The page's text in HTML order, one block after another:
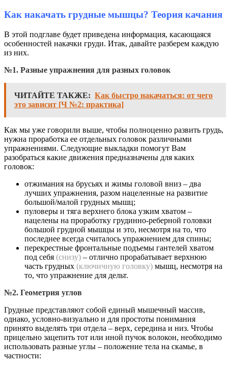
Как накачать грудные мышцы? Теория качания
В этой подглаве будет приведена информация, касающаяся
особенностей накачки груди. Итак, давайте разберем каждую
из них.
№1. Разные упражнения для разных головок
ЧИТАЙТЕ ТАКЖЕ: Как быстро накачаться: от чего
это зависит [Ч №2: практика]
Как мы уже говорили выше, чтобы полноценно развить грудь,
нужна проработка ее отдельных головок различными
упражнениями. Следующие выкладки помогут Вам
разобраться какие движения предназначены для каких
головок:
отжимания на брусьях и жимы головой вниз – два
лучших упражнения, разом нацеленные на развитие
большой/малой грудных мышц;
пуловеры и тяга верхнего блока узким хватом –
нацелены на проработку грудинно-реберной головки
большой грудной мышцы и это, несмотря на то, что
последнее всегда считалось упражнением для спины;
перекрестные фронтальные подъемы гантелей хватом
под себя (снизу) – отлично прорабатывает верхнюю
часть грудных (ключичную головку) мышц, несмотря на
то, что упражнение для дельт.
№2. Геометрия углов
Грудные представляют собой единый мышечный массив,
однако, условно-визуально и для простоты понимания
принято выделять три отдела – верх, середина и низ. Чтобы
прицельно зацепить тот или иной пучок волокон, необходимо
использовать разные углы – положение тела на скамье, в
частности: